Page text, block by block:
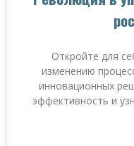
Откройте для
изменению
инновационных
эффективность и